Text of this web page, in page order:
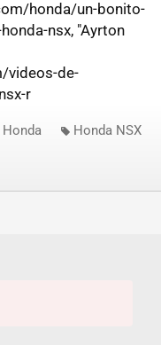
honda/un-bonito-
nsx, "Ayrton
videos-de-
r
Honda Honda NSX